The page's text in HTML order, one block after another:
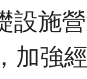
設施
，加